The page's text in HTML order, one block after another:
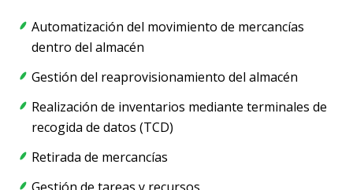
Automatización del movimiento de mercancías
dentro del almacén
Gestión del reaprovisionamiento del almacén
Realización de inventarios mediante terminales de
recogida de datos (TCD)
Retirada de mercancías